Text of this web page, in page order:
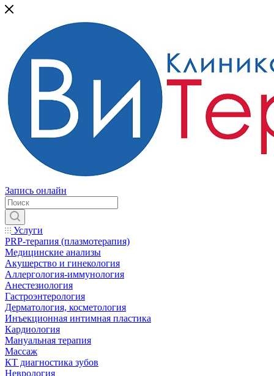
Запись онлайн
Услуги
PRP-терапия (плазмотерапия)
Медицинские анализы
Акушерство и гинекология
Аллергология-иммунология
Анестезиология
Гастроэнтерология
Дерматология, косметология
Инъекционная интимная пластика
Кардиология
Мануальная терапия
Массаж
КТ диагностика зубов
Неврология